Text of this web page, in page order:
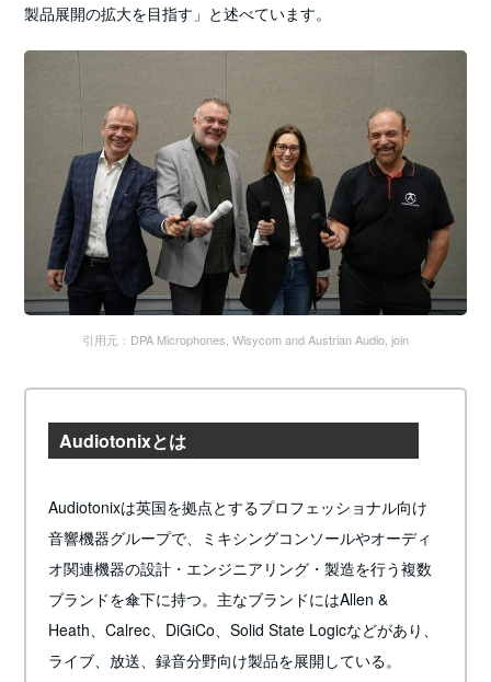
製品展開の拡大を目指す」と述べています。
引用元：DPA Microphones, Wisycom and Austrian Audio, join
Audiotonixとは
Audiotonixは英国を拠点とするプロフェッショナル向け
音響機器グループで、ミキシングコンソールやオーディ
オ関連機器の設計・エンジニアリング・製造を行う複数
ブランドを傘下に持つ。主なブランドにはAllen &
Heath、Calrec、DiGiCo、Solid State Logicなどがあり、
ライブ、放送、録音分野向け製品を展開している。